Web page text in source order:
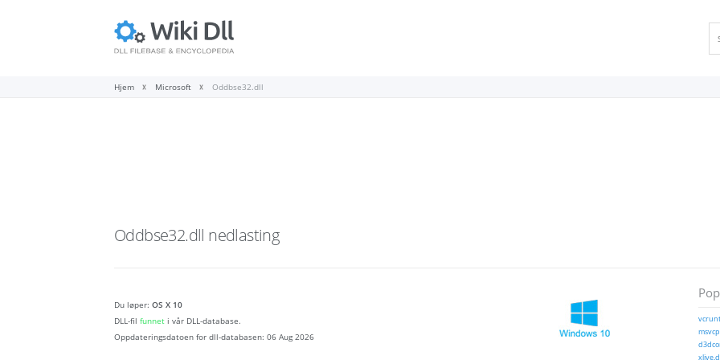
Hjem Microsoft Oddbse32.dll
Oddbse32.dll nedlasting
Du løper: OS X 10
DLL-fil funnet i vår DLL-database.
Oppdateringsdatoen for dll-databasen: 06 Aug 2026